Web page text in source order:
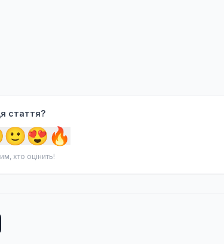
стаття?
🙂😍🔥
хто оцінить!